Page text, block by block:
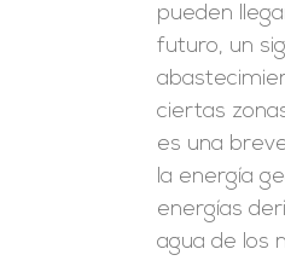
pueden
futuro, un
ciertas
es una
la energía
energías
agua de los